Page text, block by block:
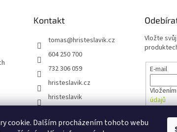
cookie. Dalším procházením tohoto webu
Kontakt
tomas@hristeslavik.cz
604 250 700
732 306 059
hristeslavik.cz
hristeslavik
Vložte
E-mail
údajů